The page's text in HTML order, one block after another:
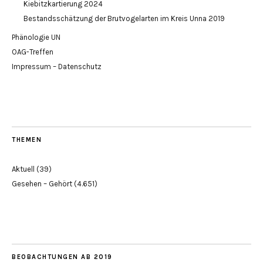
Kiebitzkartierung 2024
Bestandsschätzung der Brutvogelarten im Kreis Unna 2019
Phänologie UN
OAG-Treffen
Impressum – Datenschutz
THEMEN
Aktuell (39)
Gesehen – Gehört (4.651)
BEOBACHTUNGEN AB 2019